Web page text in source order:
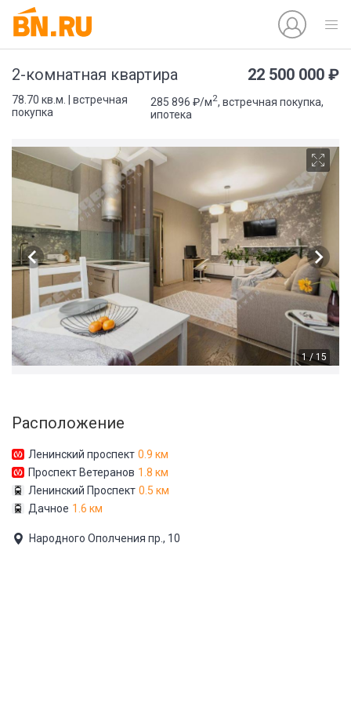
2-комнатная квартира 22 500 000 ₽
78.70 кв.м. | встречная
покупка
285 896 ₽/м2, встречная покупка,
ипотека
1 / 15
Расположение
Ленинский проспект 0.9 км
Проспект Ветеранов 1.8 км
Ленинский Проспект 0.5 км
Дачное 1.6 км
Народного Ополчения пр., 10